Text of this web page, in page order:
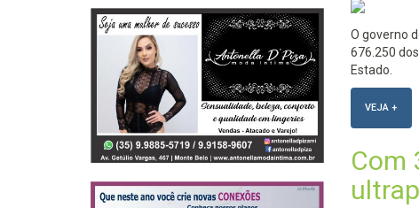
O governo
676.250
Estado.
VEJA +
Com